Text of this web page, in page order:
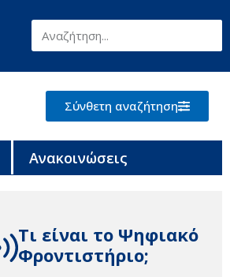
Σύνθετη αναζήτηση
Ανακοινώσεις
Τι είναι το Ψηφιακό
Φροντιστήριο;